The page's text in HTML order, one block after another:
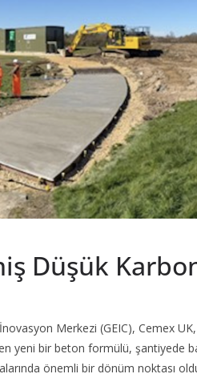
Düşük
Merkezi (GEIC), Cemex
yeni bir beton formülü, şantiyede
önemli bir dönüm noktası